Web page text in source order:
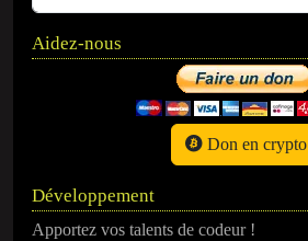
Aidez-nous
Don en crypto
Développement
Apportez vos talents de codeur !